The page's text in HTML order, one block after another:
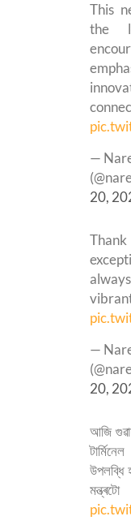
This
the
—
20,
—
20,
আজি
উপলব্ধি